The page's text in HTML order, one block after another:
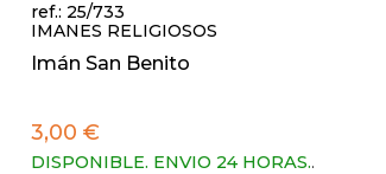
ref.: 25/733
IMANES RELIGIOSOS
Imán San Benito
3,00 €
DISPONIBLE. ENVIO 24 HORAS..